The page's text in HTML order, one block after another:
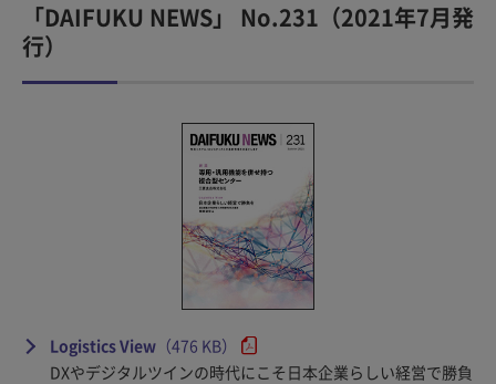
「DAIFUKU NEWS」 No.231（2021年7月発
行）
Logistics View （476 KB）
DXやデジタルツインの時代にこそ日本企業らしい経営で勝負